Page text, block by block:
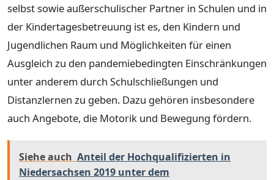
selbst sowie außerschulischer Partner in Schulen und in
der Kindertagesbetreuung ist es, den Kindern und
Jugendlichen Raum und Möglichkeiten für einen
Ausgleich zu den pandemiebedingten Einschränkungen
unter anderem durch Schulschließungen und
Distanzlernen zu geben. Dazu gehören insbesondere
auch Angebote, die Motorik und Bewegung fördern.
Siehe auch Anteil der Hochqualifizierten in
Niedersachsen 2019 unter dem